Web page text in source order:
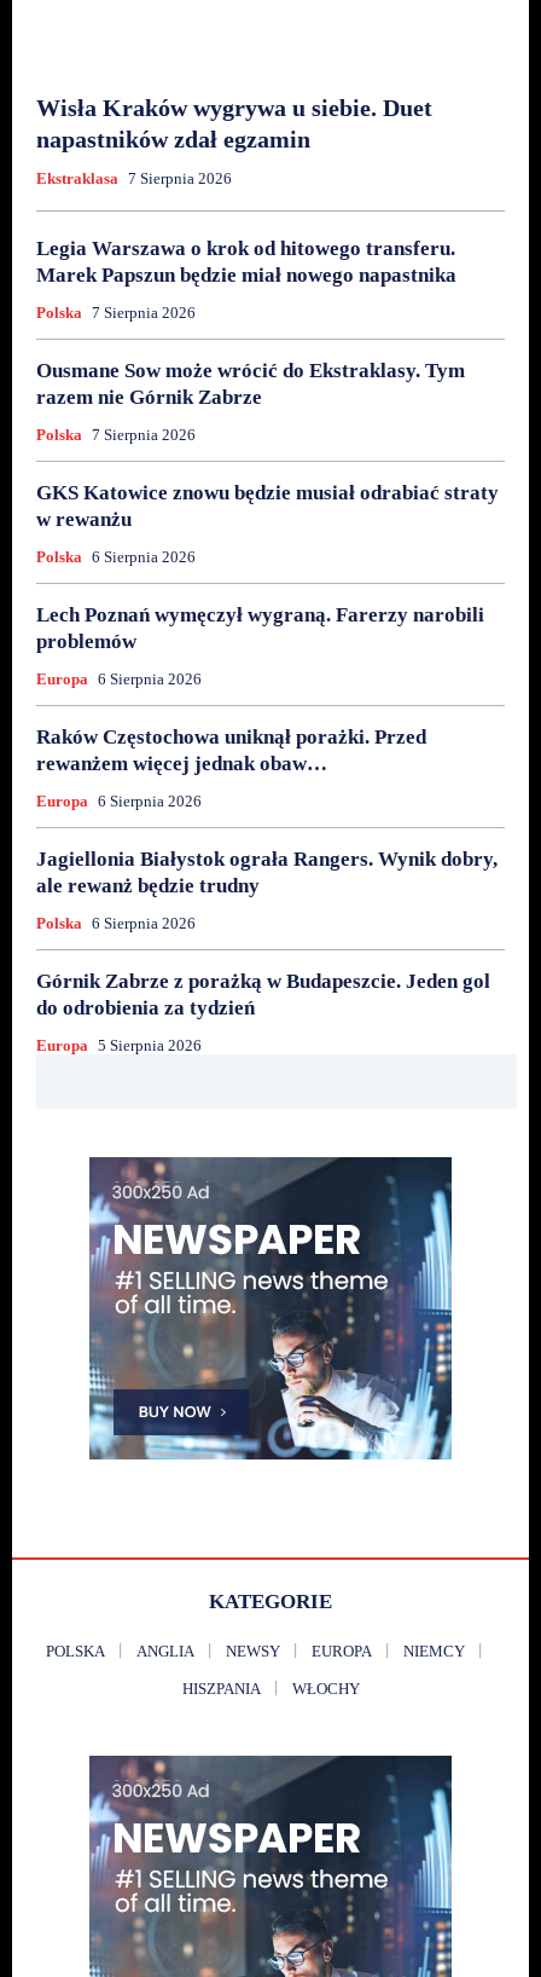
Wisła Kraków wygrywa u siebie. Duet
napastników zdał egzamin
Ekstraklasa 7 Sierpnia 2026
Legia Warszawa o krok od hitowego transferu.
Marek Papszun będzie miał nowego napastnika
Polska 7 Sierpnia 2026
Ousmane Sow może wrócić do Ekstraklasy. Tym
razem nie Górnik Zabrze
Polska 7 Sierpnia 2026
GKS Katowice znowu będzie musiał odrabiać straty
w rewanżu
Polska 6 Sierpnia 2026
Lech Poznań wymęczył wygraną. Farerzy narobili
problemów
Europa 6 Sierpnia 2026
Raków Częstochowa uniknął porażki. Przed
rewanżem więcej jednak obaw…
Europa 6 Sierpnia 2026
Jagiellonia Białystok ograła Rangers. Wynik dobry,
ale rewanż będzie trudny
Polska 6 Sierpnia 2026
Górnik Zabrze z porażką w Budapeszcie. Jeden gol
do odrobienia za tydzień
Europa 5 Sierpnia 2026
KATEGORIE
POLSKA ANGLIA NEWSY EUROPA NIEMCY
HISZPANIA WŁOCHY